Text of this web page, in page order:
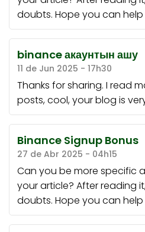
doubts. Hope you can help
binance акаунтын ашу
11 de Jun 2025 - 17h30
Thanks for sharing. I read
posts, cool, your blog is
Binance Signup Bonus
27 de Abr 2025 - 04h15
Can you be more specific
your article? After reading
doubts. Hope you can help